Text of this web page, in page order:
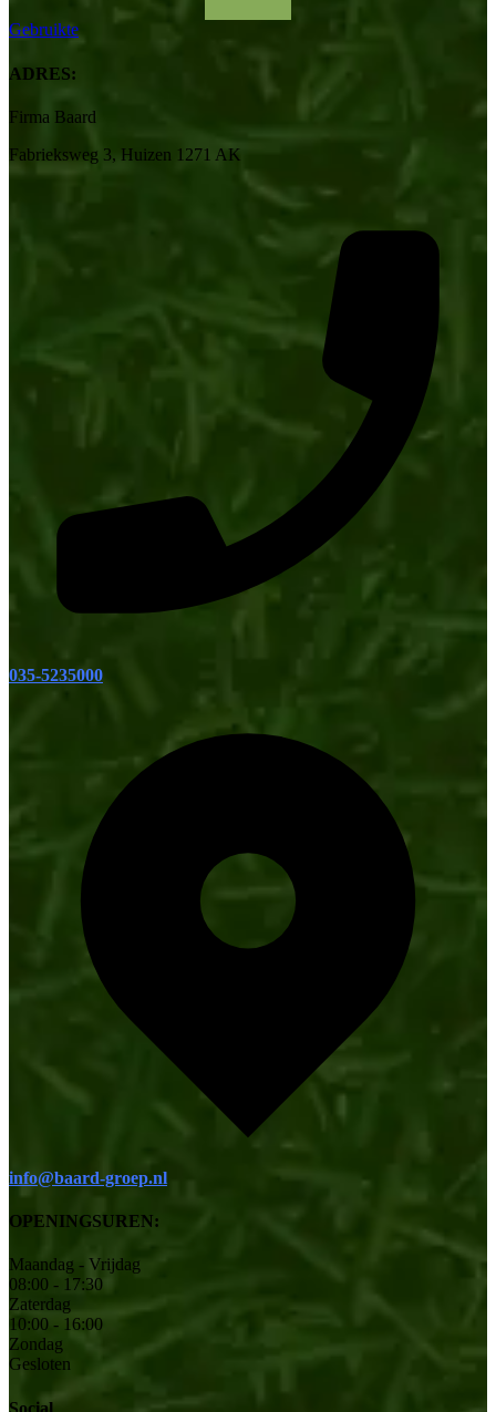
Gebruikte
ADRES:
Firma Baard
Fabrieksweg 3, Huizen 1271 AK
035-5235000
info@baard-groep.nl
OPENINGSUREN:
Maandag - Vrijdag
08:00 - 17:30
Zaterdag
10:00 - 16:00
Zondag
Gesloten
Social